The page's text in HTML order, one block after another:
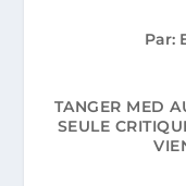
Par:
TANGER MED
SEULE